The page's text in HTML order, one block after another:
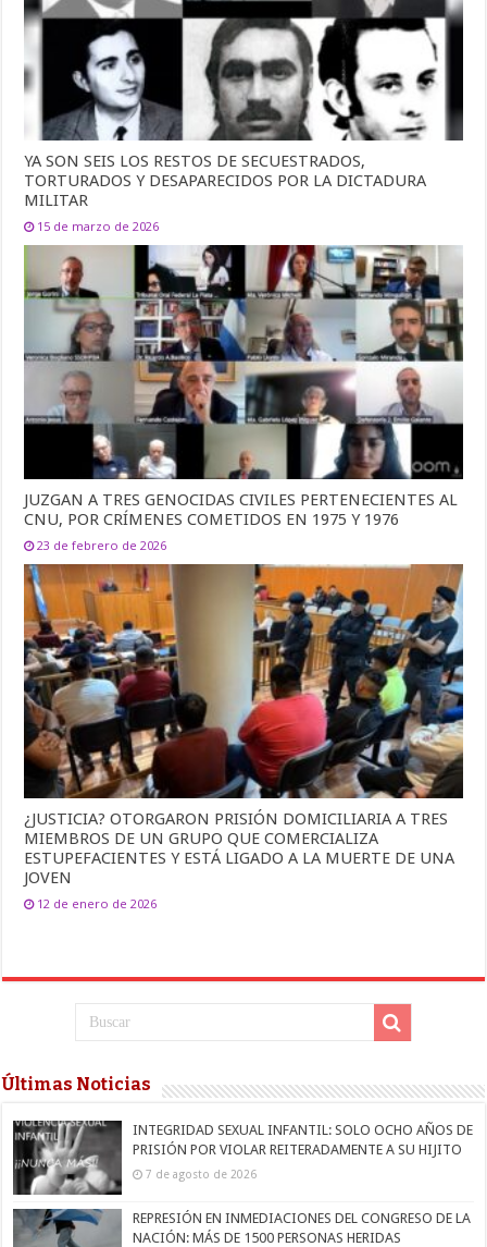
YA SON SEIS LOS RESTOS DE SECUESTRADOS,
TORTURADOS Y DESAPARECIDOS POR LA DICTADURA
MILITAR
15 de marzo de 2026
JUZGAN A TRES GENOCIDAS CIVILES PERTENECIENTES AL
CNU, POR CRÍMENES COMETIDOS EN 1975 Y 1976
23 de febrero de 2026
¿JUSTICIA? OTORGARON PRISIÓN DOMICILIARIA A TRES
MIEMBROS DE UN GRUPO QUE COMERCIALIZA
ESTUPEFACIENTES Y ESTÁ LIGADO A LA MUERTE DE UNA
JOVEN
12 de enero de 2026
Últimas Noticias
INTEGRIDAD SEXUAL INFANTIL: SOLO OCHO AÑOS DE
PRISIÓN POR VIOLAR REITERADAMENTE A SU HIJITO
7 de agosto de 2026
REPRESIÓN EN INMEDIACIONES DEL CONGRESO DE LA
NACIÓN: MÁS DE 1500 PERSONAS HERIDAS